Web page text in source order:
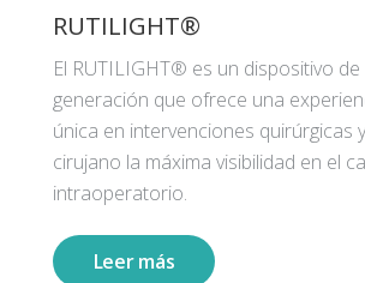
RUTILIGHT®
El RUTILIGHT® es un dispositivo de
generación que ofrece una
única en intervenciones quirúrgicas
cirujano la máxima visibilidad en el
intraoperatorio.
Leer más